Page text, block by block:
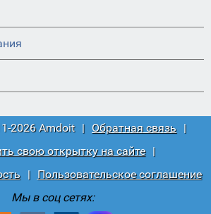
2026 Amdoit | Обратная связь |
свою открытку на сайте
|
|
Пользовательское соглашение
Мы в соц сетях: